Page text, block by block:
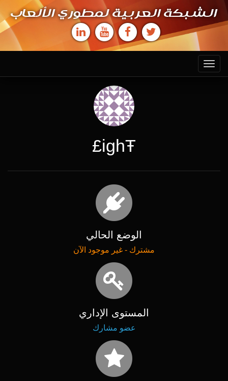
الشبكة العربية لمطوري الألعاب
Toggle
navigation
ighŦ£
الوضع الحالي
مشترك - غير موجود الآن
المستوى الإداري
عضو مشارك